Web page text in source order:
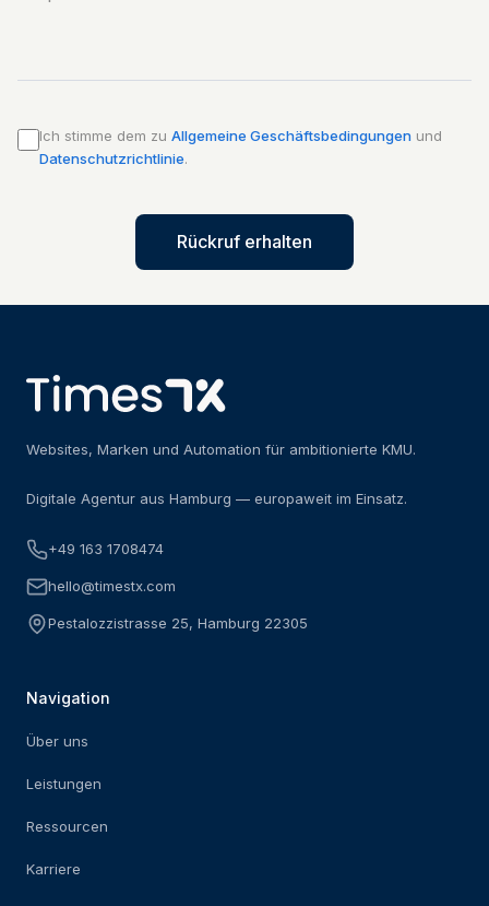
Ich stimme dem zu Allgemeine Geschäftsbedingungen und
Datenschutzrichtlinie.
Rückruf erhalten
Websites, Marken und Automation für ambitionierte KMU.
Digitale Agentur aus Hamburg — europaweit im Einsatz.
+49 163 1708474
hello@timestx.com
Pestalozzistrasse 25, Hamburg 22305
Navigation
Über uns
Leistungen
Ressourcen
Karriere